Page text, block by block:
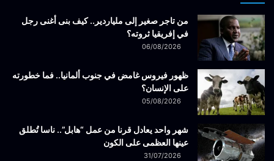
من تاجر صغير إلى ملياردير.. كيف بنى أغنى رجل
في إفريقيا ثروته؟
06/08/2026
ظهور فيروس غامض في جنوب ألمانيا.. فما خطورته
على الإنسان؟
05/08/2026
شهر واحد يعادل قرنا من عمل “هابل”.. ناسا تُطلق
عينها العظمى على الكون
31/07/2026